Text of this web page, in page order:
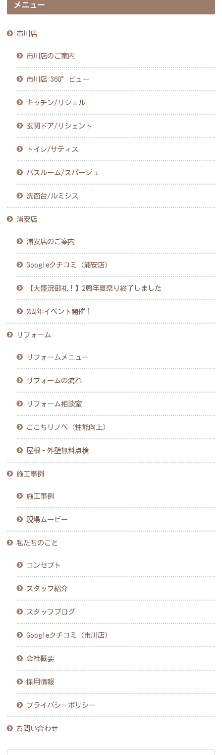
メニュー
市川店
市川店のご案内
市川店 360°ビュー
キッチン/リシェル
玄関ドア/リシェント
トイレ/サティス
バスルーム/スパージュ
洗面台/ルミシス
浦安店
浦安店のご案内
Googleクチコミ（浦安店）
【大盛況御礼！】2周年夏祭り終了しました
2周年イベント開催！
リフォーム
リフォームメニュー
リフォームの流れ
リフォーム相談室
ここちリノベ（性能向上）
屋根・外壁無料点検
施工事例
施工事例
現場ムービー
私たちのこと
コンセプト
スタッフ紹介
スタッフブログ
Googleクチコミ（市川店）
会社概要
採用情報
プライバシーポリシー
お問い合わせ